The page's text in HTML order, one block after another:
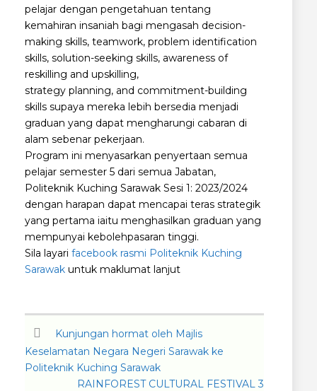
pelajar dengan pengetahuan tentang
kemahiran insaniah bagi mengasah decision-
making skills, teamwork, problem identification
skills, solution-seeking skills, awareness of
reskilling and upskilling,
strategy planning, and commitment-building
skills supaya mereka lebih bersedia menjadi
graduan yang dapat mengharungi cabaran di
alam sebenar pekerjaan.
Program ini menyasarkan penyertaan semua
pelajar semester 5 dari semua Jabatan,
Politeknik Kuching Sarawak Sesi 1: 2023/2024
dengan harapan dapat mencapai teras strategik
yang pertama iaitu menghasilkan graduan yang
mempunyai kebolehpasaran tinggi.
Sila layari facebook rasmi Politeknik Kuching
Sarawak untuk maklumat lanjut
Kunjungan hormat oleh Majlis
Keselamatan Negara Negeri Sarawak ke
Politeknik Kuching Sarawak
RAINFOREST CULTURAL FESTIVAL 3